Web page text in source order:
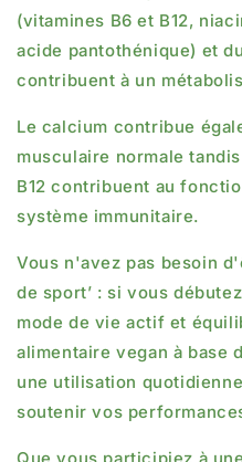
(vitamines B6 et B12,
acide pantothénique) et
contribuent à un
Le calcium contribue
musculaire normale
B12 contribuent au
système immunitaire.
Vous n'avez pas besoin
de sport’ : si vous
mode de vie actif et
alimentaire vegan à base
une utilisation
soutenir vos